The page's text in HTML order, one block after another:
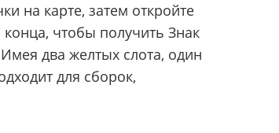
на карте, затем откройте
чтобы получить Знак
два желтых слота, один
для сборок,